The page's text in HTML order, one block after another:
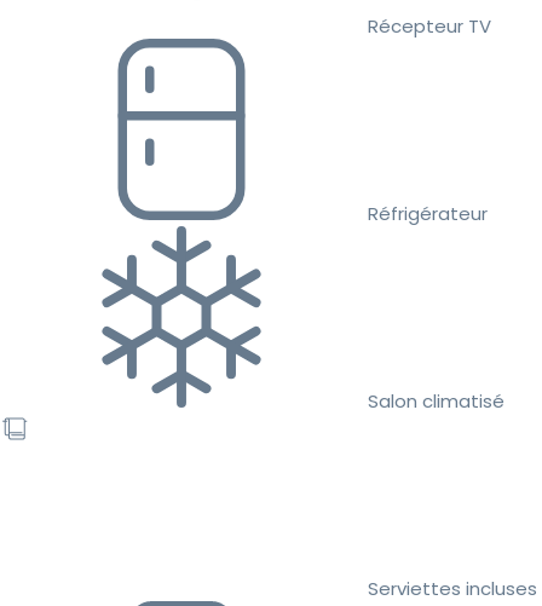
Récepteur TV
Réfrigérateur
Salon climatisé
Serviettes incluses